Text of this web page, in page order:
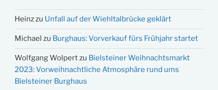
Heinzzu Unfall auf der Wiehltalbrücke geklärt
Michael zu Burghaus: Vorverkauf fürs Frühjahr startet
Wolfgang Wolpertzu Bielsteiner Weihnachtsmarkt
2023: Vorweihnachtliche Atmosphäre rund ums
Bielsteiner Burghaus